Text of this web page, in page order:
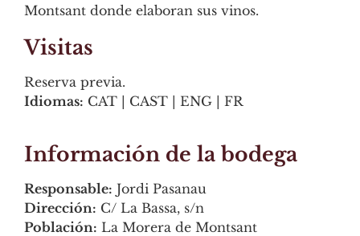
Montsant donde elaboran sus vinos.
Visitas
Reserva previa.
Idiomas: CAT | CAST | ENG | FR
Información de la bodega
Responsable: Jordi Pasanau
Dirección: C/ La Bassa, s/n
Población: La Morera de Montsant